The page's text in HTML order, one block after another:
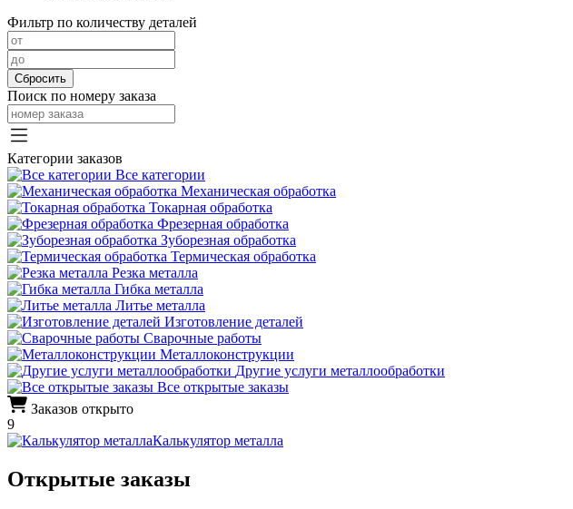
Фильтр по количеству деталей
Сбросить
Поиск по номеру заказа
Категории заказов
Все категории
Механическая обработка
Токарная обработка
Фрезерная обработка
Зуборезная обработка
Термическая обработка
Резка металла
Гибка металла
Литье металла
Изготовление деталей
Сварочные работы
Металлоконструкции
Другие услуги металлообработки
Все открытые заказы
Заказов открыто
9
Калькулятор металла
Открытые заказы